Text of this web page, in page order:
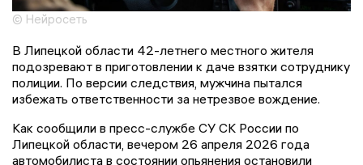
© Нейросеть
В Липецкой области 42-летнего местного жителя
подозревают в приготовлении к даче взятки сотруднику
полиции. По версии следствия, мужчина пытался
избежать ответственности за нетрезвое вождение.
Как сообщили в пресс-службе СУ СК России по
Липецкой области, вечером 26 апреля 2026 года
автомобилиста в состоянии опьянения остановили